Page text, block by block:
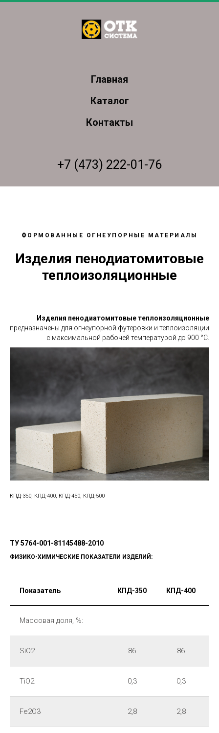
Главная
Каталог
Контакты
+7 (473) 222-01-76
ФОРМОВАННЫЕ ОГНЕУПОРНЫЕ МАТЕРИАЛЫ
Изделия пенодиатомитовые
теплоизоляционные
Изделия пенодиатомитовые теплоизоляционные
предназначены для огнеупорной футеровки и теплоизоляции
с максимальной рабочей температурой до 900 °С.
КПД-350, КПД-400, КПД-450, КПД-500
ТУ 5764-001-81145488-2010
ФИЗИКО-ХИМИЧЕСКИЕ ПОКАЗАТЕЛИ ИЗДЕЛИЙ:
Показатель КПД-350 КПД-400
Массовая доля, %:
SiO2 86 86
TiO2 0,3 0,3
Fe2O3 2,8 2,8